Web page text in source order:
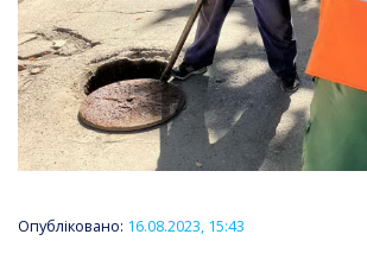
Опубліковано: 16.08.2023, 15:43